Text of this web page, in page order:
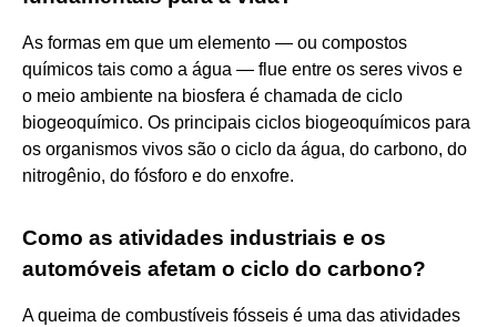
As formas em que um elemento — ou compostos
químicos tais como a água — flue entre os seres vivos e
o meio ambiente na biosfera é chamada de ciclo
biogeoquímico. Os principais ciclos biogeoquímicos para
os organismos vivos são o ciclo da água, do carbono, do
nitrogênio, do fósforo e do enxofre.
Como as atividades industriais e os
automóveis afetam o ciclo do carbono?
A queima de combustíveis fósseis é uma das atividades